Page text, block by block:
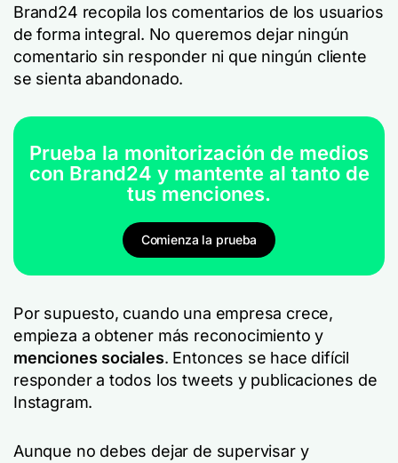
Brand24 recopila los comentarios de los usuarios
de forma integral. No queremos dejar ningún
comentario sin responder ni que ningún cliente
se sienta abandonado.
Prueba la monitorización de medios
con Brand24 y mantente al tanto de
tus menciones.
Comienza la prueba
Por supuesto, cuando una empresa crece,
empieza a obtener más reconocimiento y
menciones sociales. Entonces se hace difícil
responder a todos los tweets y publicaciones de
Instagram.
Aunque no debes dejar de supervisar y